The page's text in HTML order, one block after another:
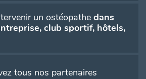
un ostéopathe dans
club sportif, hôtels,
tous nos partenaires